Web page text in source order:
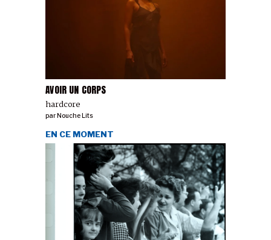
AVOIR UN CORPS
hardcore
parNouche Lits
EN CE MOMENT